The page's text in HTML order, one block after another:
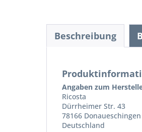
Beschreibung
Angaben zum
Ricosta
Dürrheimer Str. 43
78166 Donaueschingen
Deutschland